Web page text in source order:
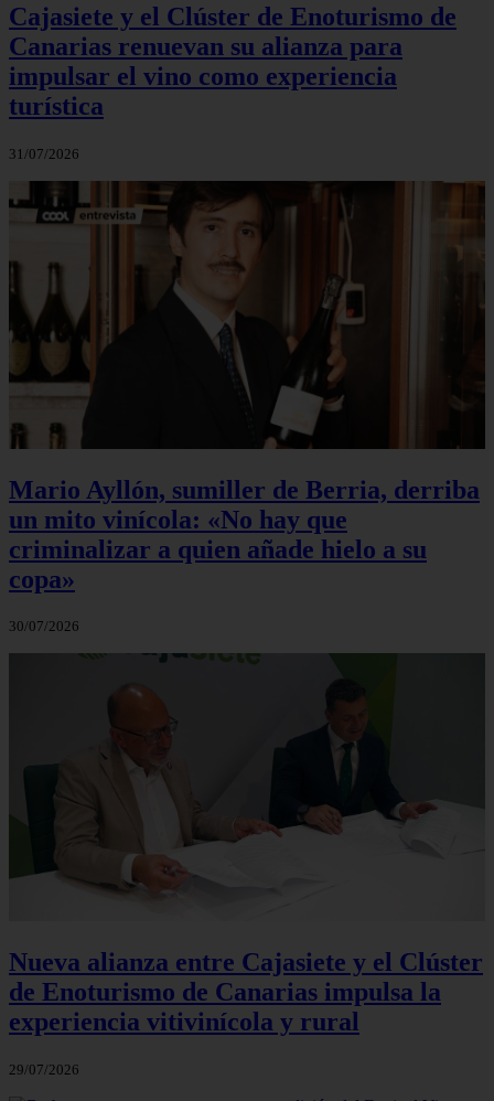
Cajasiete y el Clúster de Enoturismo de
Canarias renuevan su alianza para
impulsar el vino como experiencia
turística
31/07/2026
Mario Ayllón, sumiller de Berria, derriba
un mito vinícola: «No hay que
criminalizar a quien añade hielo a su
copa»
30/07/2026
Nueva alianza entre Cajasiete y el Clúster
de Enoturismo de Canarias impulsa la
experiencia vitivinícola y rural
29/07/2026